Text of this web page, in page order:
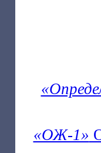
«ОЖ-1»